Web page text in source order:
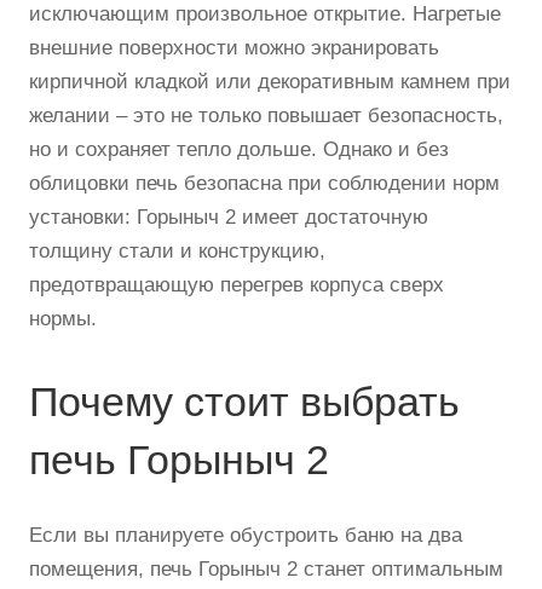
исключающим произвольное открытие. Нагретые
внешние поверхности можно экранировать
кирпичной кладкой или декоративным камнем при
желании – это не только повышает безопасность,
но и сохраняет тепло дольше. Однако и без
облицовки печь безопасна при соблюдении норм
установки: Горыныч 2 имеет достаточную
толщину стали и конструкцию,
предотвращающую перегрев корпуса сверх
нормы.
Почему стоит выбрать
печь Горыныч 2
Если вы планируете обустроить баню на два
помещения, печь Горыныч 2 станет оптимальным